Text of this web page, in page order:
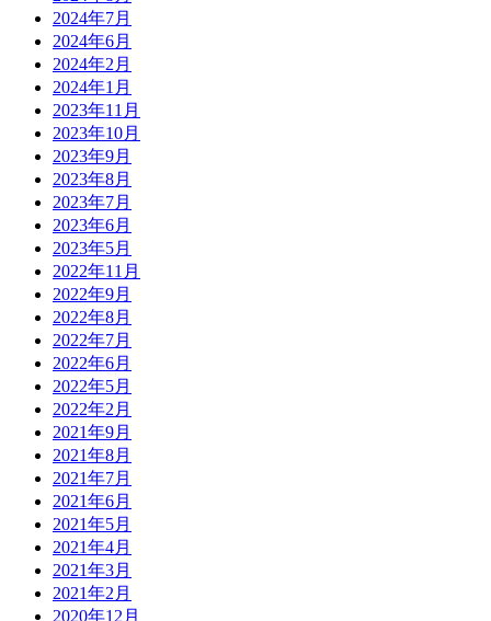
2024年7月
2024年6月
2024年2月
2024年1月
2023年11月
2023年10月
2023年9月
2023年8月
2023年7月
2023年6月
2023年5月
2022年11月
2022年9月
2022年8月
2022年7月
2022年6月
2022年5月
2022年2月
2021年9月
2021年8月
2021年7月
2021年6月
2021年5月
2021年4月
2021年3月
2021年2月
2020年12月